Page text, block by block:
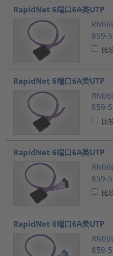
RapidNet 6端口6A类UTP
859-
比
RapidNet 6端口6A类UTP
859-
比
RapidNet 6端口6A类UTP
859-
比
RapidNet 6端口6A类UTP
859-